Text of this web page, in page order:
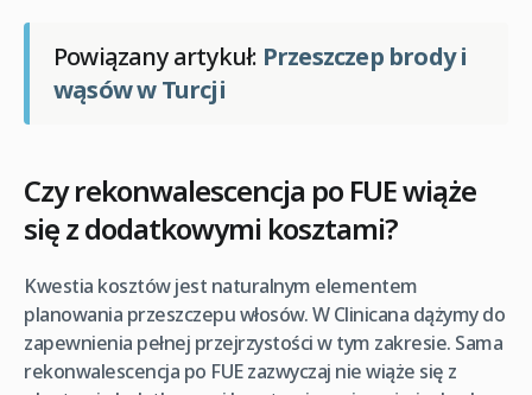
Powiązany artykuł: Przeszczep brody i
wąsów w Turcji
Czy rekonwalescencja po FUE wiąże
się z dodatkowymi kosztami?
Kwestia kosztów jest naturalnym elementem
planowania przeszczepu włosów. W Clinicana dążymy do
zapewnienia pełnej przejrzystości w tym zakresie. Sama
rekonwalescencja po FUE zazwyczaj nie wiąże się z